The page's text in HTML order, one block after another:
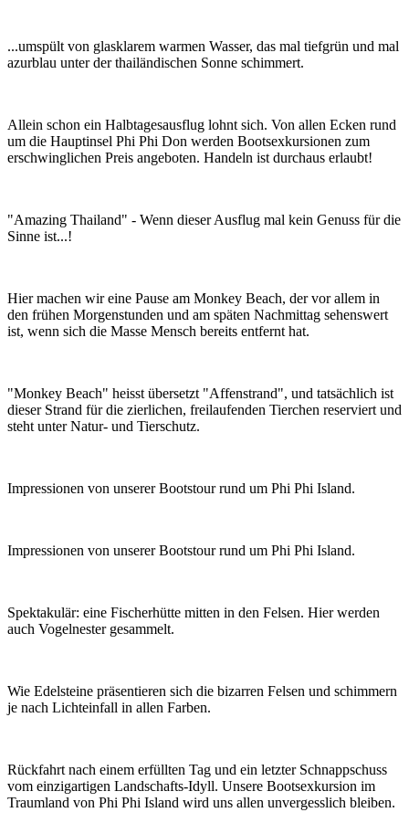
...umspült von glasklarem warmen Wasser, das mal tiefgrün und mal
azurblau unter der thailändischen Sonne schimmert.
Allein schon ein Halbtagesausflug lohnt sich. Von allen Ecken rund
um die Hauptinsel Phi Phi Don werden Bootsexkursionen zum
erschwinglichen Preis angeboten. Handeln ist durchaus erlaubt!
"Amazing Thailand" - Wenn dieser Ausflug mal kein Genuss für die
Sinne ist...!
Hier machen wir eine Pause am Monkey Beach, der vor allem in
den frühen Morgenstunden und am späten Nachmittag sehenswert
ist, wenn sich die Masse Mensch bereits entfernt hat.
"Monkey Beach" heisst übersetzt "Affenstrand", und tatsächlich ist
dieser Strand für die zierlichen, freilaufenden Tierchen reserviert und
steht unter Natur- und Tierschutz.
Impressionen von unserer Bootstour rund um Phi Phi Island.
Impressionen von unserer Bootstour rund um Phi Phi Island.
Spektakulär: eine Fischerhütte mitten in den Felsen. Hier werden
auch Vogelnester gesammelt.
Wie Edelsteine präsentieren sich die bizarren Felsen und schimmern
je nach Lichteinfall in allen Farben.
Rückfahrt nach einem erfüllten Tag und ein letzter Schnappschuss
vom einzigartigen Landschafts-Idyll. Unsere Bootsexkursion im
Traumland von Phi Phi Island wird uns allen unvergesslich bleiben.